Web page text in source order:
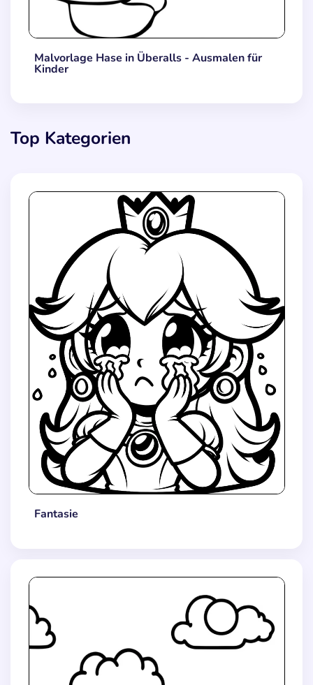
Malvorlage Hase in Überalls - Ausmalen für
Kinder
Top Kategorien
Fantasie